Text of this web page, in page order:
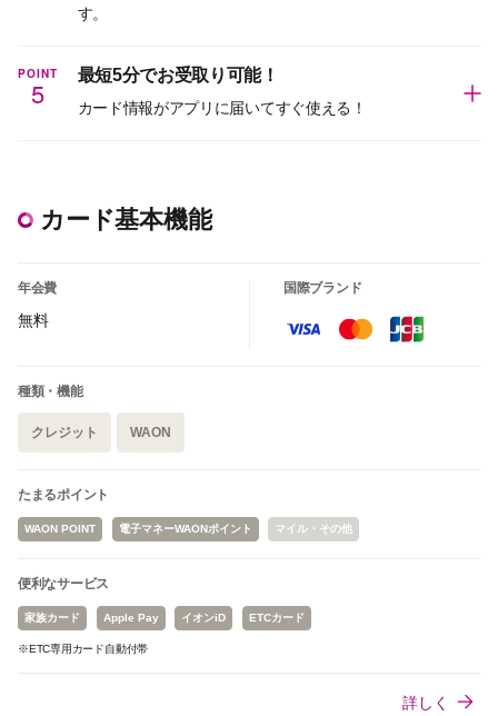
す。
POINT
5
最短5分でお受取り可能！
カード情報がアプリに届いてすぐ使える！
カード基本機能
年会費
無料
国際ブランド
種類・機能
クレジット WAON
たまるポイント
WAON POINT 電子マネーWAONポイント マイル・その他
便利なサービス
家族カード Apple Pay イオンiD ETCカード
※ETC専用カード自動付帯
詳しく